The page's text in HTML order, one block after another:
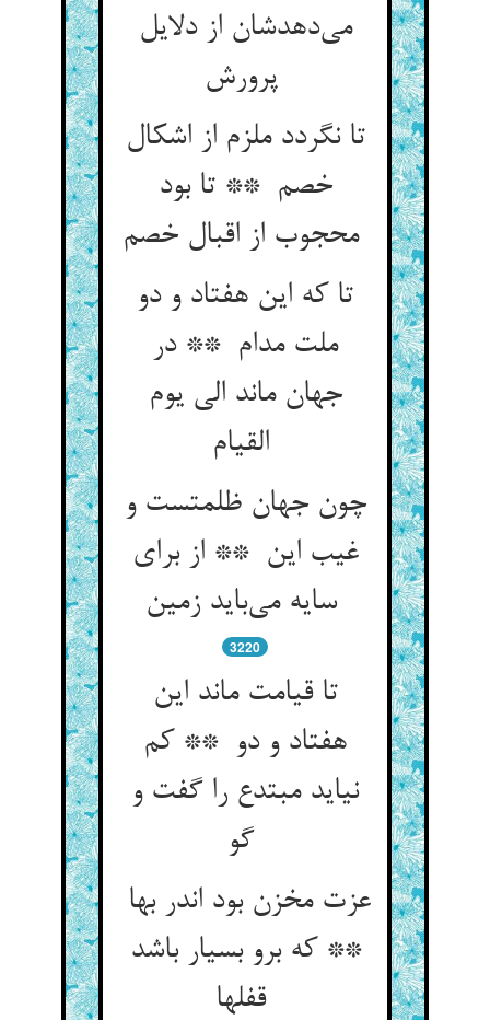
می‌دهدشان از دلایل
پرورش
تا نگردد ملزم از اشکال
خصم ** تا بود
محجوب از اقبال خصم
تا که این هفتاد و دو
ملت مدام ** در
جهان ماند الی یوم
چون جهان ظلمتست و
غیب این ** از برای
سایه می‌باید زمین
3220
تا قیامت ماند این
هفتاد و دو ** کم
نیاید مبتدع را گفت و
گو
عزت مخزن بود اندر بها
** که برو بسیار باشد
قفلها